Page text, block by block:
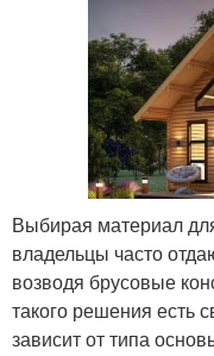
Выбирая материал
владельцы часто
возводя брусовые
такого решения есть
зависит от типа